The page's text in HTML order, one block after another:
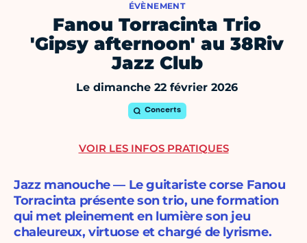
ÉVÈNEMENT
Fanou Torracinta Trio
'Gipsy afternoon' au 38Riv
Jazz Club
Le dimanche 22 février 2026
Concerts
Jazz manouche — Le guitariste corse Fanou
Torracinta présente son trio, une formation
qui met pleinement en lumière son jeu
chaleureux, virtuose et chargé de lyrisme.
VOIR LES INFOS PRATIQUES